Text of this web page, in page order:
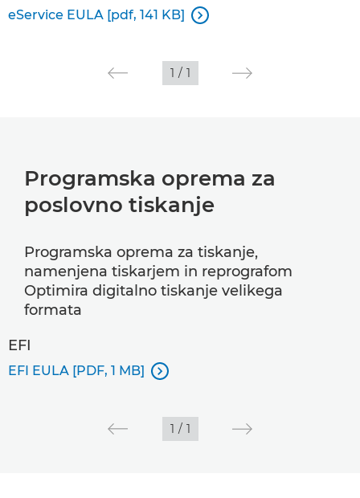
eService EULA [pdf, 141 KB] 
1 / 1
Programska oprema za
poslovno tiskanje
Programska oprema za tiskanje,
namenjena tiskarjem in reprografom
Optimira digitalno tiskanje velikega
formata
EFI
EFI EULA [PDF, 1 MB] 
1 / 1